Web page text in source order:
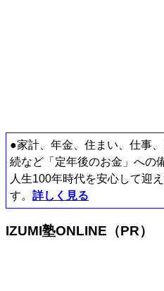
●家計、年金、住まい、仕事
続など「定年後のお金」への
人生100年時代を安心して迎
す。 詳しく見る
IZUMI塾ONLINE（PR）